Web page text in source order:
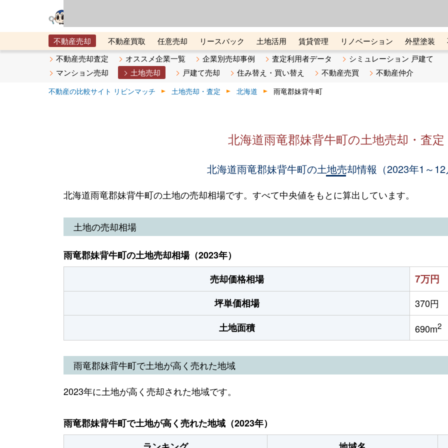
不動産売却 不動産買取 任意売却 リースバック 土地活用 賃貸管理 リノベーション 外壁塗装
メタ住宅展示場
ベスト不動産カンパニー オンライン講座 リビンマガジンBiz 不動産売却ご相談デスク
不動産売却査定 オススメ企業一覧 企業別売却事例 査定利用者データ
シミュレーション 戸建て
マンション売却
土地売却 戸建て売却 住み替え・買い替え 不動産売買 不動産仲介
不動産の比較サイト リビンマッチ 土地売却・査定 北海道 雨竜郡妹背牛町
北海道雨竜郡妹背牛町の土地売却・査定
北海道雨竜郡妹背牛町の土地売却情報（2023年1～
北海道雨竜郡妹背牛町の土地の売却相場です。すべて中央値をもとに算出しています。
土地の売却相場
雨竜郡妹背牛町の土地売却相場（2023年）
売却価格相場
7万円
坪単価相場
370円
土地面積
690m2
雨竜郡妹背牛町で土地が高く売れた地域
2023年に土地が高く売却された地域です。
雨竜郡妹背牛町で土地が高く売れた地域（2023年）